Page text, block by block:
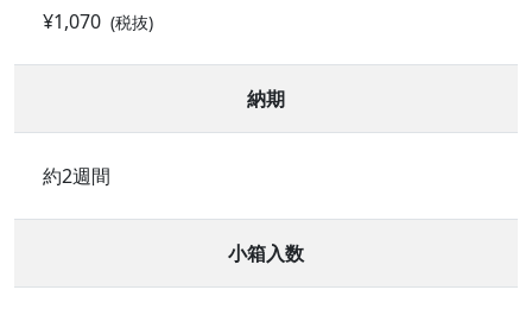
¥1,070 (税抜)
納期
約2週間
小箱入数